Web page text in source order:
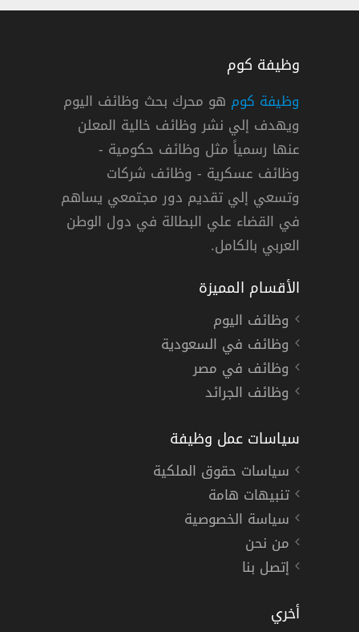
دوام كامل
وظيفة كوم
وظيفة كوم هو محرك بحث وظائف اليوم
ويهدف إلي نشر وظائف خالية المعلن
عنها رسمياً مثل وظائف حكومية -
وظائف عسكرية - وظائف شركات
وتسعي إلي تقديم دور مجتمعي يساهم
في القضاء علي البطالة في دول الوطن
العربي بالكامل.
الأقسام المميزة
وظائف اليوم
وظائف في السعودية
وظائف في مصر
وظائف الجرائد
سياسات عمل وظيفة
سياسات حقوق الملكية
تنبيهات هامة
سياسة الخصوصية
من نحن
إتصل بنا
أخري